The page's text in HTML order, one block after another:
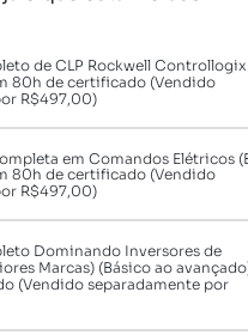
de CLP Rockwell
80h de certificado (Vendido
R$497,00)
em Comandos Elétricos
80h de certificado (Vendido
R$497,00)
Dominando Inversores de
Marcas) (Básico ao
(Vendido separadamente por